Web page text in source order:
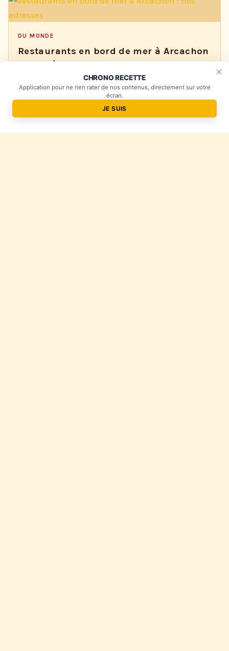
DU MONDE
Restaurants en bord de mer à Arcachon
: nos adresses
Arcachon se savoure autant qu’elle se visite. Entre
marchés animés, terrasses ensoleillées et parfums de
cuisine, vos papilles seront comblées. Vous cherchez…
8 août 2026 Arthur Roussel
Un plat à réussir ? Je vous aide ! ×
CHRONO RECETTE
Application pour ne rien rater de nos contenus, directement sur votre
écran.
JE SUIS